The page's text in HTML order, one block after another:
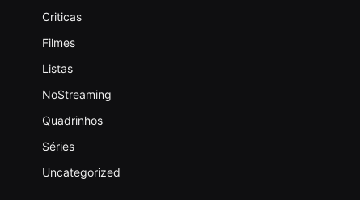
Criticas
Filmes
Listas
NoStreaming
Quadrinhos
Séries
Uncategorized